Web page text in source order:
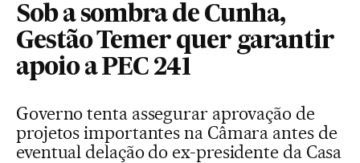
Sob a sombra de Cunha,
Gestão Temer quer garantir
apoio a PEC 241
Governo tenta assegurar aprovação de
projetos importantes na Câmara antes de
eventual delação do ex-presidente da Casa